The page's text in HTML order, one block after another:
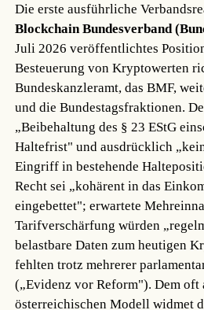
Die erste ausführliche
Blockchain Bundesverband
Juli 2026 veröffentlichtes
Besteuerung von Kryptowerten
Bundeskanzleramt, das BMF,
und die Bundestagsfraktionen.
„Beibehaltung des § 23 EStG
Haltefrist" und ausdrücklich
Eingriff in bestehende
Recht sei „kohärent in das
eingebettet"; erwartete
Tarifverschärfung würden
belastbare Daten zum heutigen
fehlten trotz mehrerer
(„Evidenz vor Reform"). Dem oft
österreichischen Modell widmet